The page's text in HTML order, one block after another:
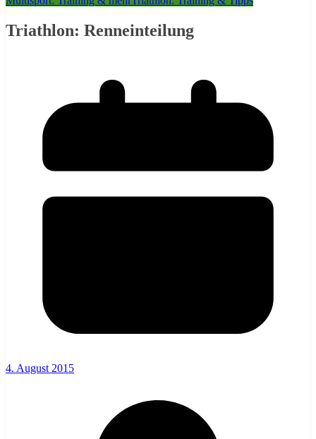
Triathlon: Renneinteilung
4. August 2015